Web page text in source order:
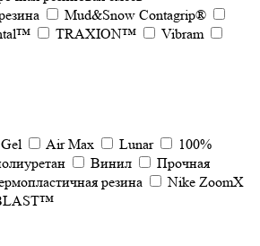
Mud&Snow Contagrip®
TRAXION™
Vibram
Gel Air Max Lunar
100%
Винил
Прочная
резина
Nike ZoomX